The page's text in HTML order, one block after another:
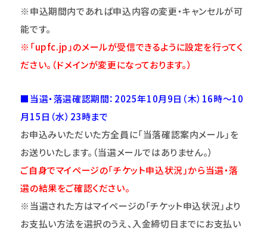
※申込期間内であれば申込内容の変更・キャンセルが可
能です。
※「upfc.jp」のメールが受信できるように設定を行ってく
ださい。（ドメインが変更になっております。）
■当選・落選確認期間：2025年10月9日（木）16時～10
月15日（水）23時まで
お申込みいただいた方全員に「当落確認案内メール」を
お送りいたします。（当選メールではありません。）
ご自身でマイページの「チケット申込状況」から当選・落
選の結果をご確認ください。
※当選された方はマイページの「チケット申込状況」より
お支払い方法を選択のうえ、入金締切日までにお支払い